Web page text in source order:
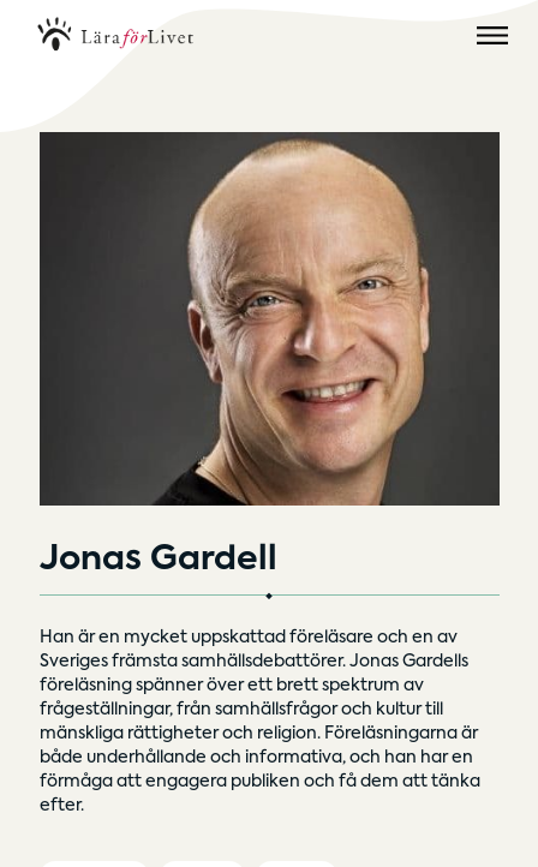
Jonas Gardell
Han är en mycket uppskattad föreläsare och en av
Sveriges främsta samhällsdebattörer. Jonas Gardells
föreläsning spänner över ett brett spektrum av
frågeställningar, från samhällsfrågor och kultur till
mänskliga rättigheter och religion. Föreläsningarna är
både underhållande och informativa, och han har en
förmåga att engagera publiken och få dem att tänka
efter.